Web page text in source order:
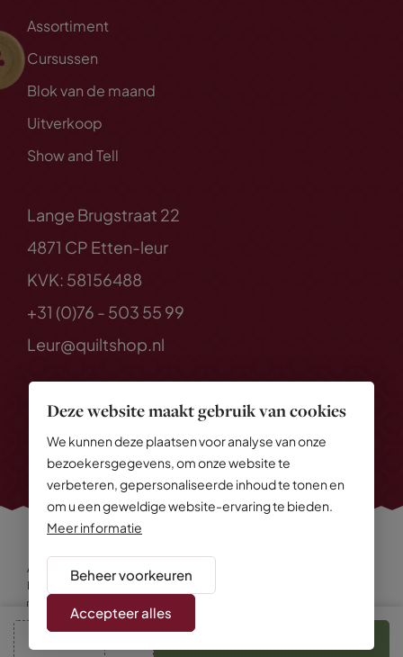
Deze website maakt gebruik van cookies
We kunnen deze plaatsen voor analyse van onze
bezoekersgegevens, om onze website te
verbeteren, gepersonaliseerde inhoud te tonen en
om u een geweldige website-ervaring te bieden.
Meer informatie
Beheer voorkeuren
Accepteer alles
Assortiment
Cursussen
Blok van de maand
Uitverkoop
Show and Tell
Lange Brugstraat 22
4871 CP Etten-leur
KVK: 58156488
+31 (0)76 - 503 55 99
Leur@quiltshop.nl
Alle rechten voorbehouden
Privacy Policy
Algemene voorwaarden